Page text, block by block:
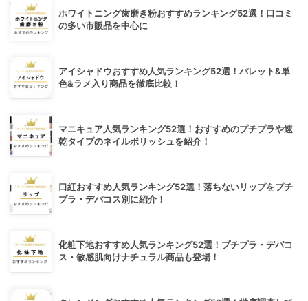
ホワイトニング歯磨き粉おすすめランキング52選！口コミ
の多い市販品を中心に
アイシャドウおすすめ人気ランキング52選！パレット&単
色&ラメ入り商品を徹底比較！
マニキュア人気ランキング52選！おすすめのプチプラや速
乾タイプのネイルポリッシュを紹介！
口紅おすすめ人気ランキング52選！落ちないリップをプチ
プラ・デパコス別に紹介！
化粧下地おすすめ人気ランキング52選！プチプラ・デパコ
ス・敏感肌向けナチュラル商品も登場！